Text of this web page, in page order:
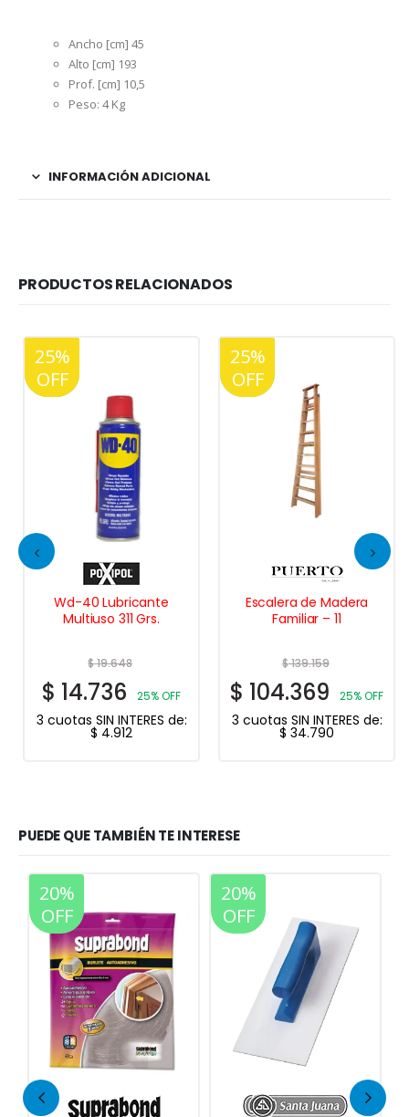
Ancho [cm] 45
Alto [cm] 193
Prof. [cm] 10,5
Peso: 4 Kg
INFORMACIÓN ADICIONAL
PRODUCTOS RELACIONADOS
25%
OFF
20%
OFF
Wd-40 Lubricante
Multiuso 311 Grs.
$19.648
$ 14.736 25% OFF
3 cuotas SIN INTERES de:
$ 4.912
25%
OFF
20%
OFF
Escalera de Madera
Familiar – 11
$139.159
$ 104.369 25% OFF
3 cuotas SIN INTERES de:
$ 34.790
PUEDE QUE TAMBIÉN TE INTERESE
OFF
OFF